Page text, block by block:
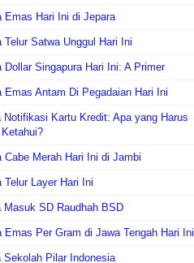
Emas Hari Ini di Jepara
Telur Satwa Unggul Hari Ini
Dollar Singapura Hari Ini: A Primer
Emas Antam Di Pegadaian Hari Ini
Notifikasi Kartu Kredit: Apa yang Harus
Cabe Merah Hari Ini di Jambi
Telur Layer Hari Ini
Masuk SD Raudhah BSD
Emas Per Gram di Jawa Tengah Hari Ini
Sekolah Pilar Indonesia